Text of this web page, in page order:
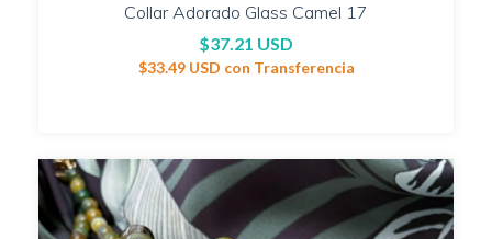
Collar Adorado Glass Camel 17
$37.21 USD
$33.49 USD con Transferencia